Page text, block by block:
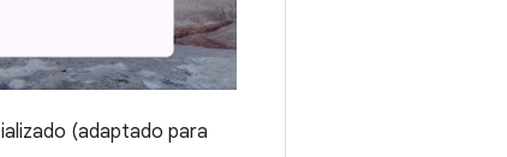
(adaptado para